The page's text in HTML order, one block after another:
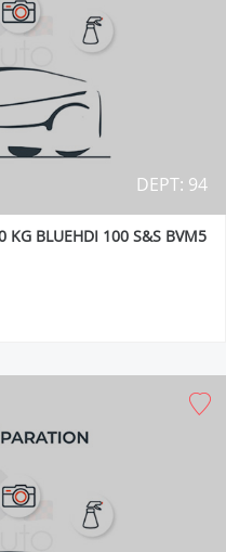
DEPT: 94
KG BLUEHDI 100 S&S BVM5